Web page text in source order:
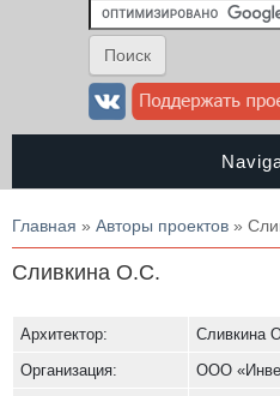
Вы здесь
Главная » Авторы проектов »
Сливкина О.С.
Архитектор:
Сливкина
Организация:
ООО